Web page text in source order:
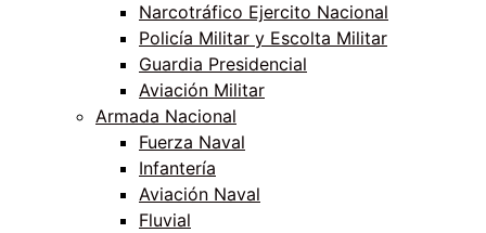
Narcotráfico Ejercito Nacional
Policía Militar y Escolta Militar
Guardia Presidencial
Aviación Militar
Armada Nacional
Fuerza Naval
Infantería
Aviación Naval
Fluvial